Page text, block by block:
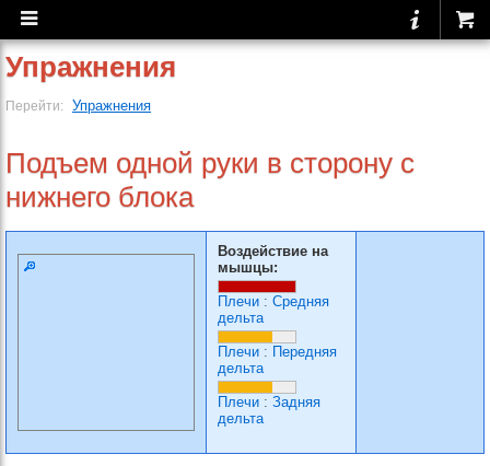
Упражнения
Перейти: Упражнения
Подъем одной руки в сторону с
нижнего блока
Воздействие на
мышцы:
Плечи : Средняя
дельта
Плечи : Передняя
дельта
Плечи : Задняя
дельта